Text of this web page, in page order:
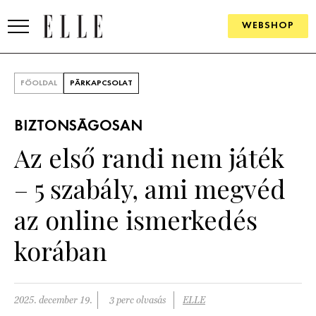
WEBSHOP
SZÉPSÉG
KULTÚRA
PSZICHÉ
PÁRKAPCSOLAT
FŐOLDAL PÁRKAPCSOLAT
BIZTONSÁGOSAN
Az első randi nem játék
– 5 szabály, ami megvéd
az online ismerkedés
korában
2025. december 19. 3 perc olvasás ELLE